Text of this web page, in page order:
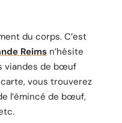
du corps. C’est
Reims n’hésite
viandes de bœuf
vous trouverez
l’émincé de bœuf,